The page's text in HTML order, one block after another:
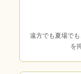
遠方でも夏場で
を